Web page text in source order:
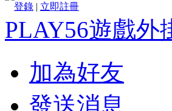
登錄 | 立即註冊
PLAY56遊戲外
加為好友
發送消息